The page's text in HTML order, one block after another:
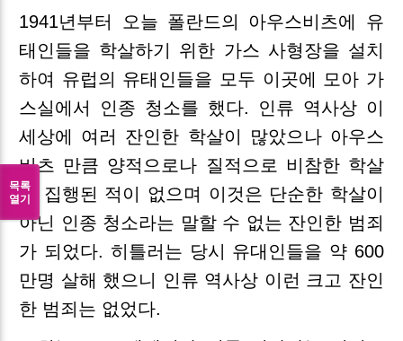
1941년부터 오늘 폴란드의 아우스비츠에 유
태인들을 학살하기 위한 가스 사형장을 설치
하여 유럽의 유태인들을 모두 이곳에 모아 가
스실에서 인종 청소를 했다. 인류 역사상 이
세상에 여러 잔인한 학살이 많았으나 아우스
비츠 만큼 양적으로나 질적으로 비참한 학살
이 집행된 적이 없으며 이것은 단순한 학살이
아닌 인종 청소라는 말할 수 없는 잔인한 범죄
가 되었다. 히틀러는 당시 유대인들을 약 600
만명 살해 했으니 인류 역사상 이런 크고 잔인
한 범죄는 없었다.
목록
열기